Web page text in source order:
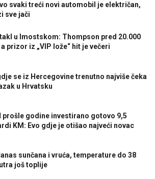
svaki treći novi automobil je električan,
sve jači
u Imostskom: Thompson pred 20.000
a prizor iz „VIP lože“ hit je večeri
se iz Hercegovine trenutno najviše čeka
u Hrvatsku
prošle godine investirano gotovo 9,5
KM: Evo gdje je otišao najveći novac
sunčana i vruća, temperature do 38
još toplije